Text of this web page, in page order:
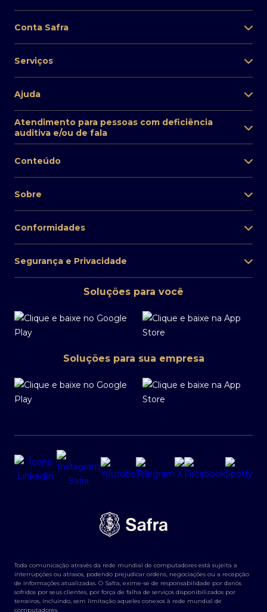
Conta Safra
Serviços
Ajuda
Atendimento para pessoas com deficiência
auditiva e/ou de fala
Conteúdo
Sobre
Conformidades
Segurança e Privacidade
Soluções para você
Soluções para sua empresa
Toda comunicação através da rede mundial de computadores está sujeita a
interrupções ou atrasos, podendo prejudicar ordens, negociações ou a recepção
de informações atualizadas. O Safra, exime-se de responsabilidade por danos
sofridos por seus clientes, por força de falha de serviços disponibilizados por
terceiros, incluindo, sem limitação aqueles conexos à rede mundial de
computadores.